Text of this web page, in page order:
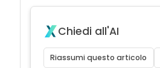
Chiedi all'AI
Riassumi questo articolo